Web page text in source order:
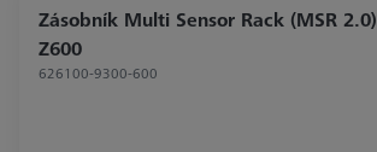
Zásobník Multi Sensor Rack (MSR 2.0)
Z600
626100-9300-600